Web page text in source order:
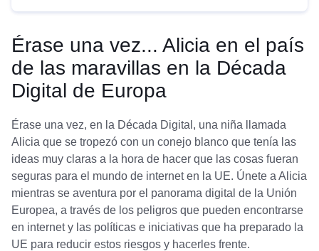
Érase una vez... Alicia en el país
de las maravillas en la Década
Digital de Europa
Érase una vez, en la Década Digital, una niña llamada
Alicia que se tropezó con un conejo blanco que tenía las
ideas muy claras a la hora de hacer que las cosas fueran
seguras para el mundo de internet en la UE. Únete a Alicia
mientras se aventura por el panorama digital de la Unión
Europea, a través de los peligros que pueden encontrarse
en internet y las políticas e iniciativas que ha preparado la
UE para reducir estos riesgos y hacerles frente.